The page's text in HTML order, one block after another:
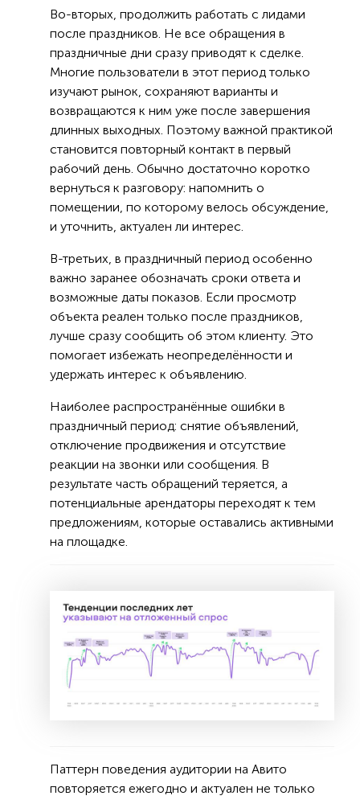
Во-вторых, продолжить работать с лидами
после праздников. Не все обращения в
праздничные дни сразу приводят к сделке.
Многие пользователи в этот период только
изучают рынок, сохраняют варианты и
возвращаются к ним уже после завершения
длинных выходных. Поэтому важной практикой
становится повторный контакт в первый
рабочий день. Обычно достаточно коротко
вернуться к разговору: напомнить о
помещении, по которому велось обсуждение,
и уточнить, актуален ли интерес.
В-третьих, в праздничный период особенно
важно заранее обозначать сроки ответа и
возможные даты показов. Если просмотр
объекта реален только после праздников,
лучше сразу сообщить об этом клиенту. Это
помогает избежать неопределённости и
удержать интерес к объявлению.
Наиболее распространённые ошибки в
праздничный период: снятие объявлений,
отключение продвижения и отсутствие
реакции на звонки или сообщения. В
результате часть обращений теряется, а
потенциальные арендаторы переходят к тем
предложениям, которые оставались активными
на площадке.
Паттерн поведения аудитории на Авито
повторяется ежегодно и актуален не только